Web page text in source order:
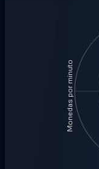
Monedas por minuto